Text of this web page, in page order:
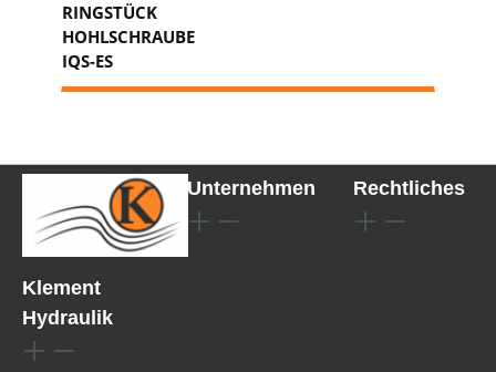
RINGSTÜCK
HOHLSCHRAUBE
IQS-ES
Klement
Hydraulik
Unternehmen Rechtliches